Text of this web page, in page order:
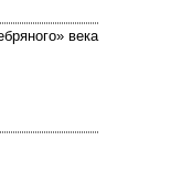
века